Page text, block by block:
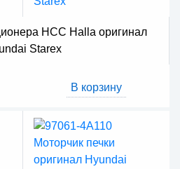
HCC Halla оригинал
Starex
В корзину